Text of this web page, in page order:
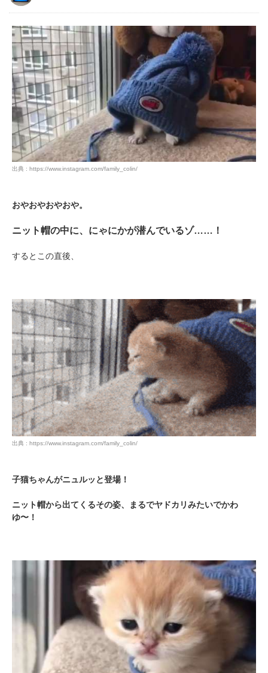
出典 : https://www.instagram.com/family_colin/
おやおやおやおや。
ニット帽の中に、にゃにかが潜んでいるゾ……！
するとこの直後、
出典 : https://www.instagram.com/family_colin/
子猫ちゃんがニュルッと登場！
ニット帽から出てくるその姿、まるでヤドカリみたいでかわ
ゆ〜！